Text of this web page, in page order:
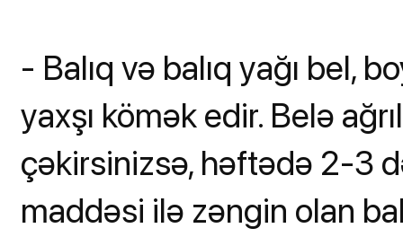
- Balıq və balıq yağı bel,
yaxşı kömək edir. Belə
çəkirsinizsə, həftədə 2-3
maddəsi ilə zəngin olan